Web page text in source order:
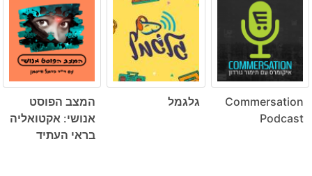
Commersation
Podcast
גלגמל
המצב הפוסט
אנושי: אקטואליה
בראי העתיד